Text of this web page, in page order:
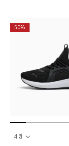
50%
4 สี